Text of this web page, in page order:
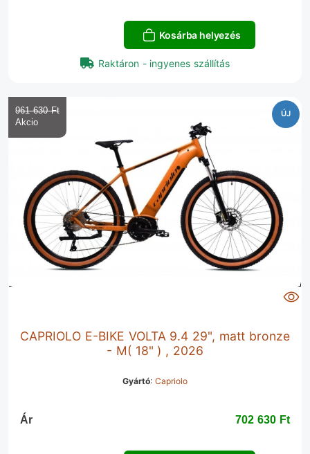
Kosárba helyezés
Raktáron - ingyenes szállítás
ÚJ
CAPRIOLO E-BIKE VOLTA 9.4 29", matt bronze
- M( 18" ) , 2026
Gyártó: Capriolo
961 630 Ft‎
Ár 702 630 Ft‎